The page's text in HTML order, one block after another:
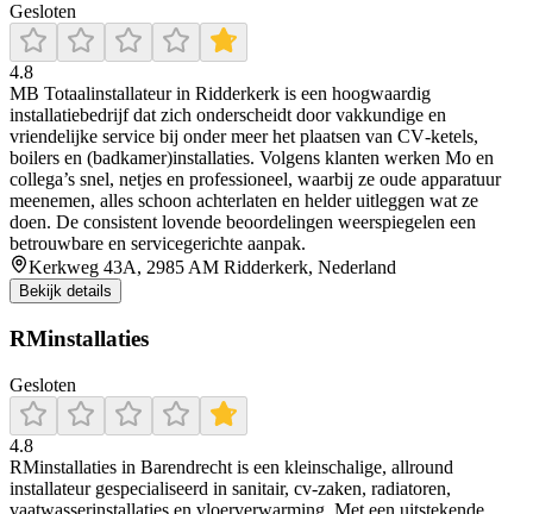
Gesloten
4.8
MB Totaalinstallateur in Ridderkerk is een hoogwaardig
installatiebedrijf dat zich onderscheidt door vakkundige en
vriendelijke service bij onder meer het plaatsen van CV‑ketels,
boilers en (badkamer)installaties. Volgens klanten werken Mo en
collega’s snel, netjes en professioneel, waarbij ze oude apparatuur
meenemen, alles schoon achterlaten en helder uitleggen wat ze
doen. De consistent lovende beoordelingen weerspiegelen een
betrouwbare en servicegerichte aanpak.
Kerkweg 43A, 2985 AM Ridderkerk, Nederland
Bekijk details
RMinstallaties
Gesloten
4.8
RMinstallaties in Barendrecht is een kleinschalige, allround
installateur gespecialiseerd in sanitair, cv‑zaken, radiatoren,
vaatwasserinstallaties en vloerverwarming. Met een uitstekende